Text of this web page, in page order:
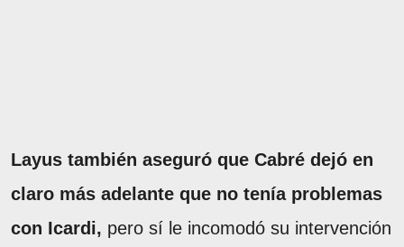
Layus también aseguró que Cabré dejó en
claro más adelante que no tenía problemas
con Icardi, pero sí le incomodó su intervención